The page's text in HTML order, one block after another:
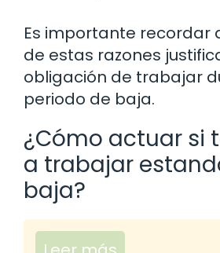
Es importante recordar
de estas razones
obligación de trabajar
periodo de baja.
¿Cómo actuar si
a trabajar
baja?